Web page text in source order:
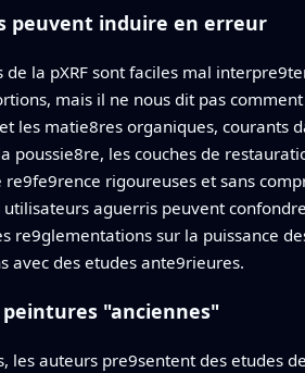
peuvent induire en erreur
la pXRF sont faciles mal
mais il ne nous dit pas
les matie8res organiques,
poussie8re, les couches de
rigoureuses et sans
aguerris peuvent
re9glementations sur la puissance
avec des etudes ante9rieures.
peintures "anciennes"
les auteurs pre9sentent des etudes